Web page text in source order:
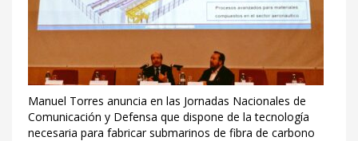
Manuel Torres anuncia en las Jornadas Nacionales de
Comunicación y Defensa que dispone de la tecnología
necesaria para fabricar submarinos de fibra de carbono